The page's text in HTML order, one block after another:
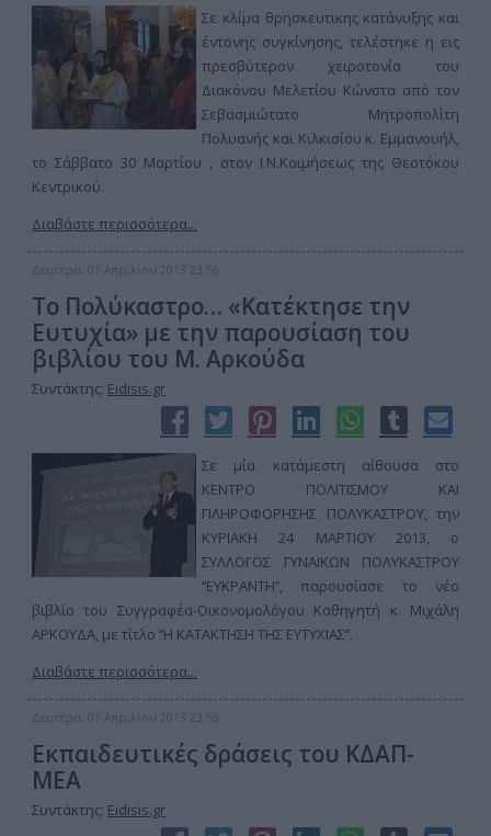
Σε κλίμα θρησκευτικης κατάνυξης και
έντονης συγκίνησης, τελέστηκε η εις
πρεσβύτερον χειροτονία του
Διακόνου Μελετίου Κώνστα από τον
Σεβασμιώτατο Μητροπολίτη
Πολυανής και Κιλκισίου κ. Εμμανουήλ,
το Σάββατο 30 Μαρτίου , στον Ι.Ν.Κοιμήσεως της Θεοτόκου
Κεντρικού.
Διαβάστε περισσότερα...
Δευτέρα, 01 Απριλίου 2013 23:56
Το Πολύκαστρο… «Κατέκτησε την
Ευτυχία» με την παρουσίαση του
βιβλίου του Μ. Αρκούδα
Συντάκτης: Eidisis.gr
Σε μία κατάμεστη αίθουσα στο
ΚΕΝΤΡΟ ΠΟΛΙΤΙΣΜΟΥ ΚΑΙ
ΠΛΗΡΟΦΟΡΗΣΗΣ ΠΟΛΥΚΑΣΤΡΟΥ, την
ΚΥΡΙΑΚΗ 24 ΜΑΡΤΙΟΥ 2013, ο
ΣΥΛΛΟΓΟΣ ΓΥΝΑΙΚΩΝ ΠΟΛΥΚΑΣΤΡΟΥ
‘’ΕΥΚΡΑΝΤΗ’’, παρουσίασε το νέο
βιβλίο του Συγγραφέα-Οικονομολόγου Καθηγητή κ. Μιχάλη
ΑΡΚΟΥΔΑ, με τίτλο ‘’Η ΚΑΤΑΚΤΗΣΗ ΤΗΣ ΕΥΤΥΧΙΑΣ’’.
Διαβάστε περισσότερα...
Δευτέρα, 01 Απριλίου 2013 23:55
Εκπαιδευτικές δράσεις του ΚΔΑΠ-
ΜΕΑ
Συντάκτης: Eidisis.gr